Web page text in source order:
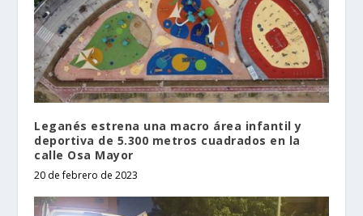
Leganés estrena una macro área infantil y
deportiva de 5.300 metros cuadrados en la
calle Osa Mayor
20 de febrero de 2023